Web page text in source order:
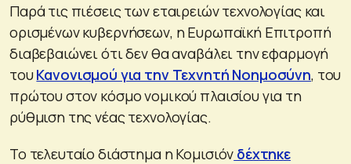
Παρά τις πιέσεις των εταιρειών τεχνολογίας και
ορισμένων κυβερνήσεων, η Ευρωπαϊκή Επιτροπή
διαβεβαιώνει ότι δεν θα αναβάλει την εφαρμογή
τουΚανονισμού για την Τεχνητή Νοημοσύνη, του
πρώτου στον κόσμο νομικού πλαισίου για τη
ρύθμιση της νέας τεχνολογίας.
Το τελευταίο διάστημα η Κομισιόν δέχτηκε